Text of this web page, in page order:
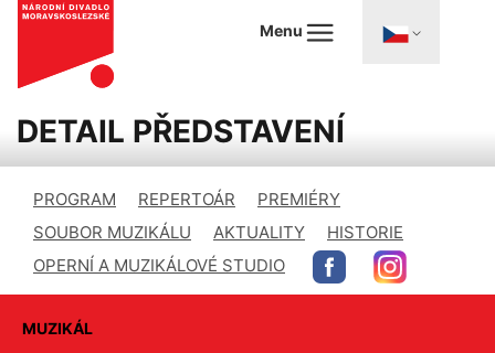
Menu
DETAIL PŘEDSTAVENÍ
PROGRAM REPERTOÁR
PREMIÉRY
SOUBOR MUZIKÁLU
AKTUALITY
HISTORIE
OPERNÍ A MUZIKÁLOVÉ STUDIO
MUZIKÁL